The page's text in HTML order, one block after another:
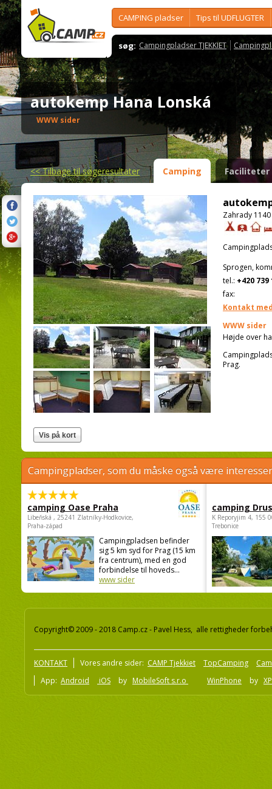
CAMPING pladser Tips til UDFLUGTER
søg: Campingpladser TJEKKIET
autokemp Hana Lonská
WWW sider
<<Tilbage til søgeresultater Camping Faciliteter
Zahrady
Sprogen,
tel.: +420 739
fax:
Kontakt
WWW sider
Højde over
Prag.
Campingpladser, som du måske også være
camping Oase Praha
Libeňská , 25241 Zlatníky-Hodkovice,
Praha-západ
Campingpladsen befinder
sig 5 km syd for Prag (15 km
fra centrum), med en god
forbindelse til hoveds...
www sider
camping
K Reporyjim 4, 155
Trebonice
Copyright© 2009 - 2018 Camp.cz - Pavel Hess, alle rettigheder
KONTAKT Vores andre sider: CAMP Tjekkiet TopCamping
App: Android iOS by MobileSoft s.r.o WinPhone by